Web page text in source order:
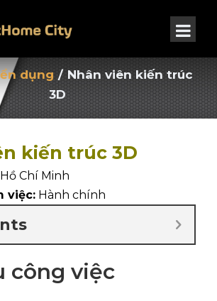
dụng / Nhân viên kiến trúc
3D
kiến trúc 3D
Hồ Chí Minh
việc: Hành chính
công việc